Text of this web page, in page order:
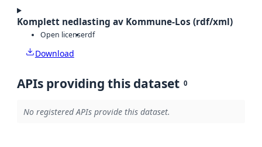
Komplett nedlasting av Kommune-Los (rdf/xml)
Open licenserdf
Download
APIs providing this dataset 0
No registered APIs provide this dataset.